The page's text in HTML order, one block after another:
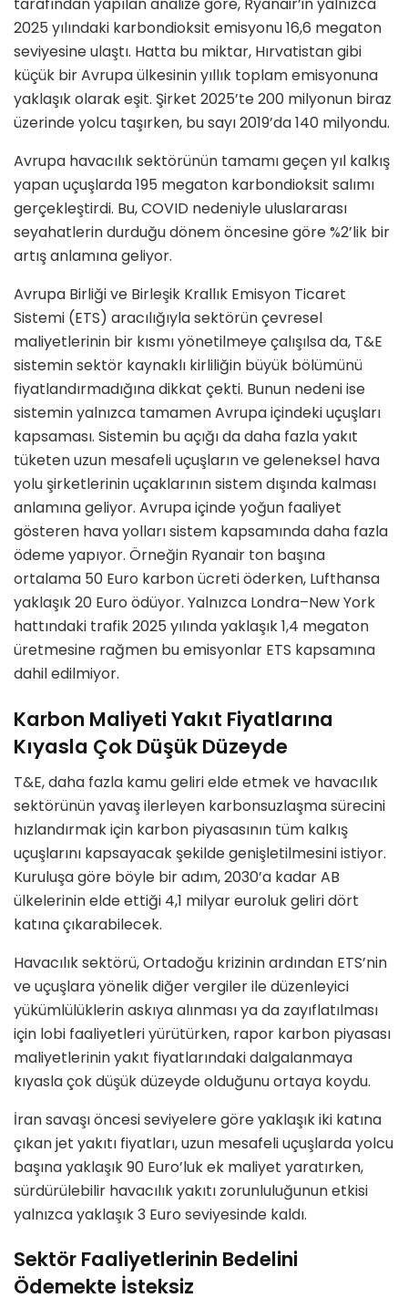
tarafından yapılan analize göre, Ryanair’in yalnızca
2025 yılındaki karbondioksit emisyonu 16,6 megaton
seviyesine ulaştı. Hatta bu miktar, Hırvatistan gibi
küçük bir Avrupa ülkesinin yıllık toplam emisyonuna
yaklaşık olarak eşit. Şirket 2025’te 200 milyonun biraz
üzerinde yolcu taşırken, bu sayı 2019’da 140 milyondu.
Avrupa havacılık sektörünün tamamı geçen yıl kalkış
yapan uçuşlarda 195 megaton karbondioksit salımı
gerçekleştirdi. Bu, COVID nedeniyle uluslararası
seyahatlerin durduğu dönem öncesine göre %2’lik bir
artış anlamına geliyor.
Avrupa Birliği ve Birleşik Krallık Emisyon Ticaret
Sistemi (ETS) aracılığıyla sektörün çevresel
maliyetlerinin bir kısmı yönetilmeye çalışılsa da, T&E
sistemin sektör kaynaklı kirliliğin büyük bölümünü
fiyatlandırmadığına dikkat çekti. Bunun nedeni ise
sistemin yalnızca tamamen Avrupa içindeki uçuşları
kapsaması. Sistemin bu açığı da daha fazla yakıt
tüketen uzun mesafeli uçuşların ve geleneksel hava
yolu şirketlerinin uçaklarının sistem dışında kalması
anlamına geliyor. Avrupa içinde yoğun faaliyet
gösteren hava yolları sistem kapsamında daha fazla
ödeme yapıyor. Örneğin Ryanair ton başına
ortalama 50 Euro karbon ücreti öderken, Lufthansa
yaklaşık 20 Euro ödüyor. Yalnızca Londra–New York
hattındaki trafik 2025 yılında yaklaşık 1,4 megaton
üretmesine rağmen bu emisyonlar ETS kapsamına
dahil edilmiyor.
Karbon Maliyeti Yakıt Fiyatlarına
Kıyasla Çok Düşük Düzeyde
T&E, daha fazla kamu geliri elde etmek ve havacılık
sektörünün yavaş ilerleyen karbonsuzlaşma sürecini
hızlandırmak için karbon piyasasının tüm kalkış
uçuşlarını kapsayacak şekilde genişletilmesini istiyor.
Kuruluşa göre böyle bir adım, 2030’a kadar AB
ülkelerinin elde ettiği 4,1 milyar euroluk geliri dört
katına çıkarabilecek.
Havacılık sektörü, Ortadoğu krizinin ardından ETS’nin
ve uçuşlara yönelik diğer vergiler ile düzenleyici
yükümlülüklerin askıya alınması ya da zayıflatılması
için lobi faaliyetleri yürütürken, rapor karbon piyasası
maliyetlerinin yakıt fiyatlarındaki dalgalanmaya
kıyasla çok düşük düzeyde olduğunu ortaya koydu.
İran savaşı öncesi seviyelere göre yaklaşık iki katına
çıkan jet yakıtı fiyatları, uzun mesafeli uçuşlarda yolcu
başına yaklaşık 90 Euro’luk ek maliyet yaratırken,
sürdürülebilir havacılık yakıtı zorunluluğunun etkisi
yalnızca yaklaşık 3 Euro seviyesinde kaldı.
Sektör Faaliyetlerinin Bedelini
Ödemekte İsteksiz